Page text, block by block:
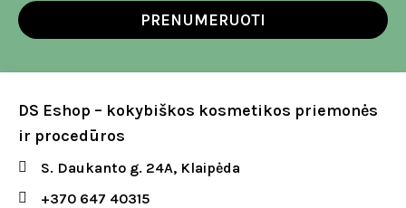
PRENUMERUOTI
DS Eshop – kokybiškos kosmetikos priemonės
ir procedūros
S. Daukanto g. 24A, Klaipėda
+370 647 40315